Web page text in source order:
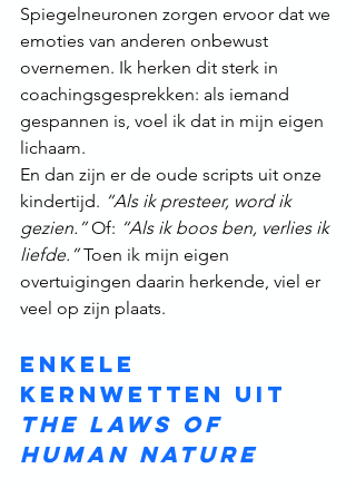
Spiegelneuronen zorgen ervoor dat we
emoties van anderen onbewust
overnemen. Ik herken dit sterk in
coachingsgesprekken: als iemand
gespannen is, voel ik dat in mijn eigen
lichaam.
En dan zijn er de oude scripts uit onze
kindertijd. “Als ik presteer, word ik
gezien.” Of: “Als ik boos ben, verlies ik
liefde.” Toen ik mijn eigen
overtuigingen daarin herkende, viel er
veel op zijn plaats.
Enkele
kernwetten uit
The Laws of
Human Nature